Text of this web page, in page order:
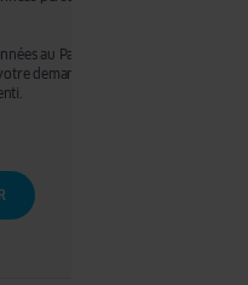
au Partenaire Premium
demande de devis et effectuer de
droit d'accès, de rectification, de
à l'effacement, à la limitation du
en écrivant à l’adresse :